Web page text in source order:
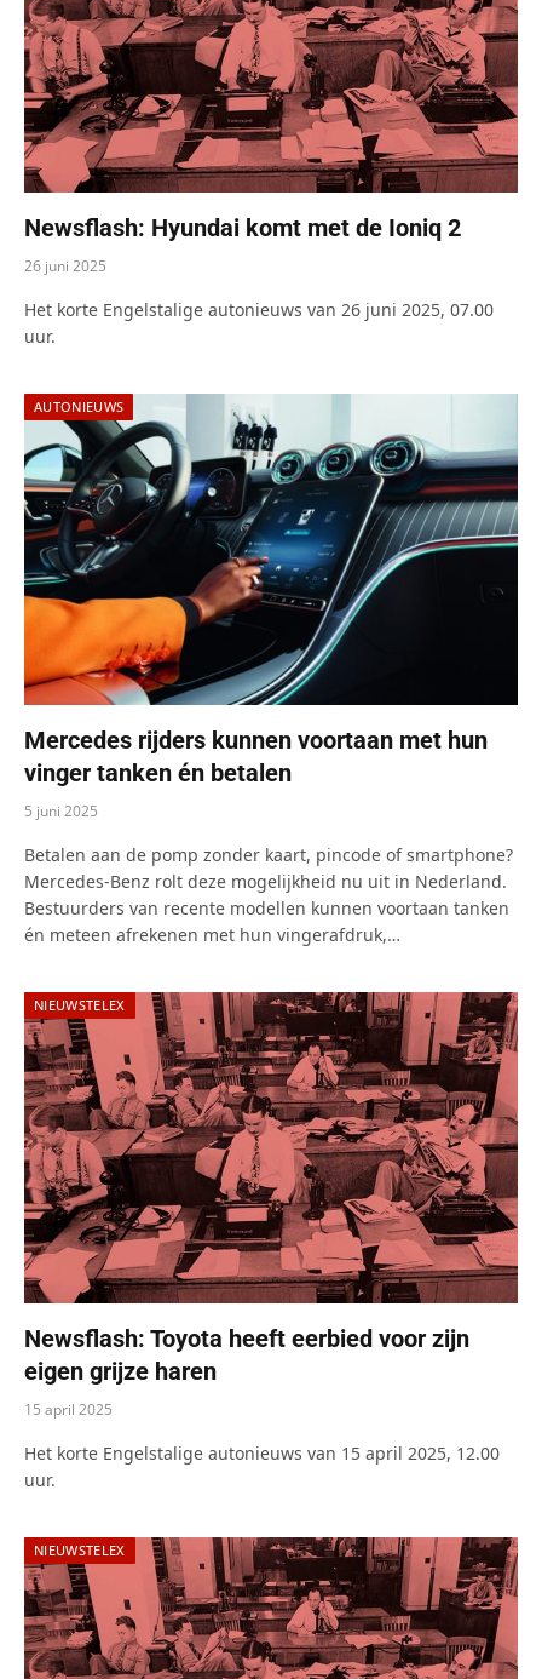
Newsflash: Hyundai komt met de Ioniq 2
26 juni 2025
Het korte Engelstalige autonieuws van 26 juni 2025, 07.00
uur.
AUTONIEUWS
Mercedes rijders kunnen voortaan met hun
vinger tanken én betalen
5 juni 2025
Betalen aan de pomp zonder kaart, pincode of smartphone?
Mercedes-Benz rolt deze mogelijkheid nu uit in Nederland.
Bestuurders van recente modellen kunnen voortaan tanken
én meteen afrekenen met hun vingerafdruk,…
NIEUWSTELEX
Newsflash: Toyota heeft eerbied voor zijn
eigen grijze haren
15 april 2025
Het korte Engelstalige autonieuws van 15 april 2025, 12.00
uur.
NIEUWSTELEX